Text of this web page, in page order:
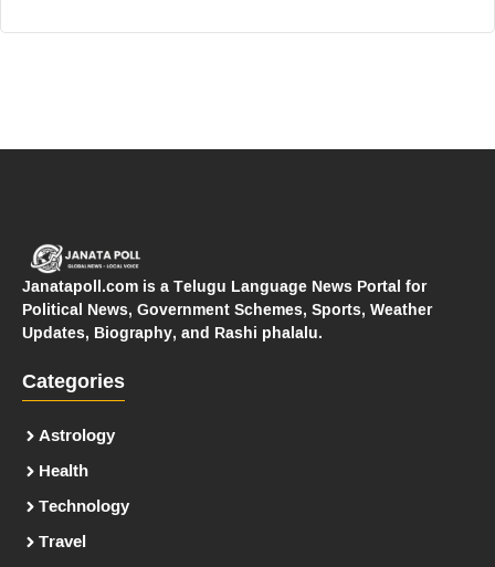
Janatapoll.com is a Telugu Language News Portal for
Political News, Government Schemes, Sports, Weather
Updates, Biography, and Rashi phalalu.
Categories
Astrology
Health
Technology
Travel